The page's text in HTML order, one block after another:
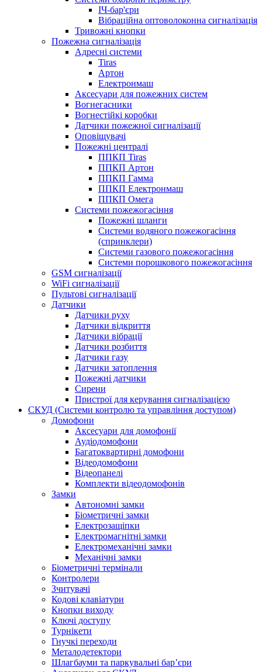
ІЧ-бар'єри
Вібраційна оптоволоконна сигналізація
Тривожні кнопки
Пожежна сигналізація
Адресні системи
Tiras
Артон
Електронмаш
Аксесуари для пожежних систем
Вогнегасники
Вогнестійкі коробки
Датчики пожежної сигналізації
Оповіщувачі
Пожежні централі
ППКП Tiras
ППКП Артон
ППКП Гамма
ППКП Електронмаш
ППКП Омега
Системи пожежогасіння
Пожежні шланги
Системи водяного пожежогасіння
(спринклери)
Системи газового пожежогасіння
Системи порошкового пожежогасіння
GSM сигналізації
WiFi сигналізації
Пультові сигналізації
Датчики
Датчики руху
Датчики відкриття
Датчики вібрації
Датчики розбиття
Датчики газу
Датчики затоплення
Пожежні датчики
Сирени
Пристрої для керування сигналізацією
СКУД (Системи контролю та управління доступом)
Домофони
Аксесуари для домофонії
Аудіодомофони
Багатоквартирні домофони
Відеодомофони
Відеопанелі
Комплекти відеодомофонів
Замки
Автономні замки
Біометричні замки
Електрозащіпки
Електромагнітні замки
Електромеханічні замки
Механічні замки
Біометричні термінали
Контролери
Зчитувачі
Кодові клавіатури
Кнопки виходу
Ключі доступу
Турнікети
Гнучкі переходи
Металодетектори
Шлагбауми та паркувальні бар’єри